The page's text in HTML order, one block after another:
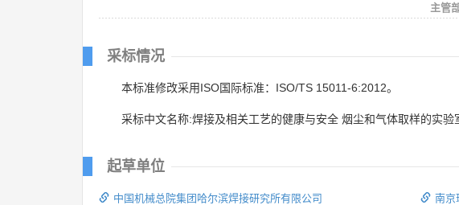
主管
采标情况
本标准修改采用ISO国际标准：ISO/TS 15011-6:2012。
采标中文名称:焊接及相关工艺的健康与安全 烟尘和气体取样的实
起草单位
中国机械总院集团哈尔滨焊接研究所有限公司
南京